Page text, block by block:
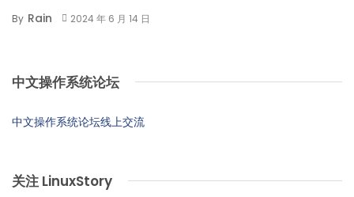
By Rain 2024 年 6 月 14 日
中文操作系统论坛
中文操作系统论坛线上交流
关注 LinuxStory